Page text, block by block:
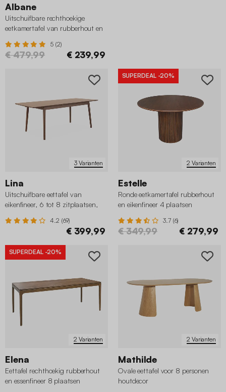
Albane
Uitschuifbare rechthoekige
eetkamertafel van rubberhout en
5 (2)
€ 479,99 € 239,99
3 Varianten
Lina
Uitschuifbare eettafel van
eikenfineer, 6 tot 8 zitplaatsen,
4.2 (69)
€ 399,99
2 Varianten
SUPERDEAL -20%
Estelle
Ronde eetkamertafel rubberhout
en eikenfineer 4 plaatsen
3.7 (6)
€ 349,99 € 279,99
2 Varianten
SUPERDEAL -20%
Elena
Eettafel rechthoekig rubberhout
en essenfineer 8 plaatsen
2 Varianten
Mathilde
Ovale eettafel voor 8 personen
houtdecor